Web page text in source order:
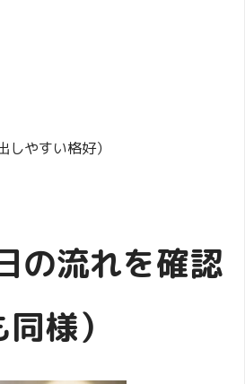
しやすい格好）
の流れを確認
様）